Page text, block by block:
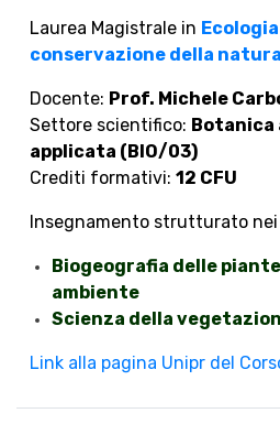
Laurea Magistrale in
conservazione della natura
Docente: Prof. Michele
Settore scientifico: Botanica
applicata (BIO/03)
Crediti formativi: 12 CFU
Insegnamento strutturato
Biogeografia delle
ambiente
Scienza della
Link alla pagina Unipr del